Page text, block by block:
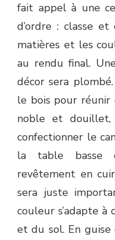
fait appel à une
d’ordre : classe
matières et les
au rendu final.
décor sera
le bois pour réunir
noble et
confectionner le
la table
revêtement en
sera juste
couleur s’adapte
et du sol. En guise